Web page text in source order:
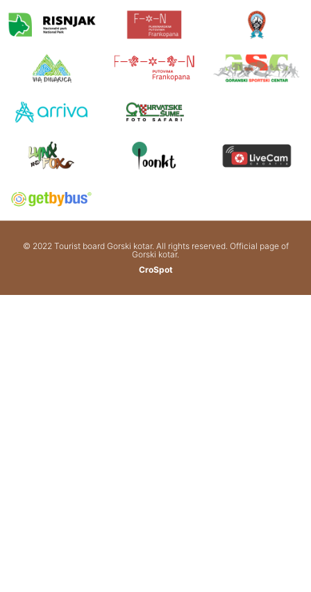
© 2022 Tourist board Gorski kotar. All rights reserved. Official page of
Gorski kotar.
CroSpot